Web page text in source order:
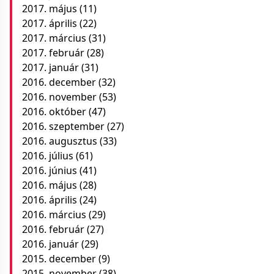
2017. május (11)
2017. április (22)
2017. március (31)
2017. február(28)
2017. január(31)
2016. december(32)
2016. november(53)
2016. október(47)
2016. szeptember(27)
2016. augusztus (33)
2016. július (61)
2016. június (41)
2016. május (28)
2016. április (24)
2016. március (29)
2016. február(27)
2016. január(29)
2015. december(9)